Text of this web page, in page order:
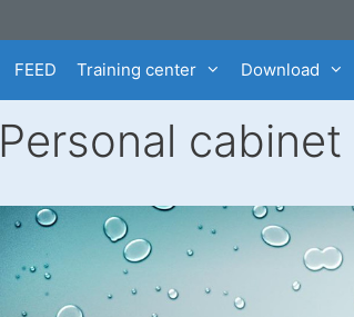
FEED Training center Download
Personal cabinet